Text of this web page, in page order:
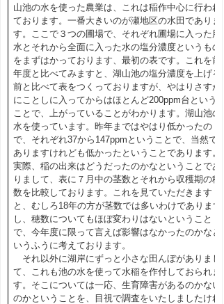
山池の水を使った農業は、これは稲作中心に行われ
ております。一番大きいのが瀬地区の水田でありま
す。ここで３つの圃場で、それぞれ圃場に入った用
水とそれから全面に入った水の塩分濃度というもの
をまずはかっております、最初の表です。これを前
年度と比べてみますと、湖山池の塩分濃度を上げる
前と比べて表をつくっておりますが、やはりさすが
にことしに入ってからはほとんど200ppm台という
ことで、上がっていることがわかります。湖山池の
水を使っています。昨年まではやはり低かったの
で、それぞれ37から147ppmということで、当然で
ありますけれども低かったということであります。
実際、稲の出来はどうだったのかなということであ
りまして、表に７月中の茎数とそれから収穫期の穂
数を比較しております。これを見ていただきます
と、むしろ18年の方が茎数では多いわけであります
し、穂数についてもほぼ変わりはないということ
で、今年度に限って言えば影響はなかったのかなと
いうふうに考えております。
それ以外に湖岸にずっと小さな田んぼがありまし
て、これも池の水を使って水稲を作付しておられま
す。そこについては一応、生育障害があるのかない
のかということを、目視で調査をいたしましたけれ